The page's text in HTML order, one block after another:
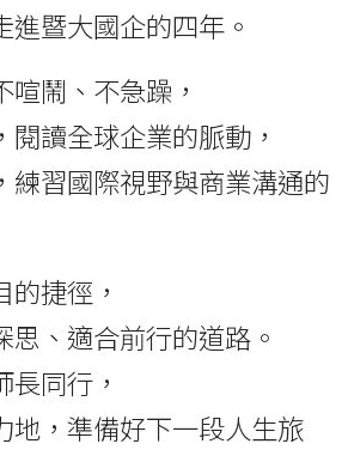
暨大國企的四年。
鬧、不急躁，
閱讀全球企業的脈動，
練習國際視野與商業溝通的
捷徑，
、適合前行的道路。
同行，
地，準備好下一段人生旅